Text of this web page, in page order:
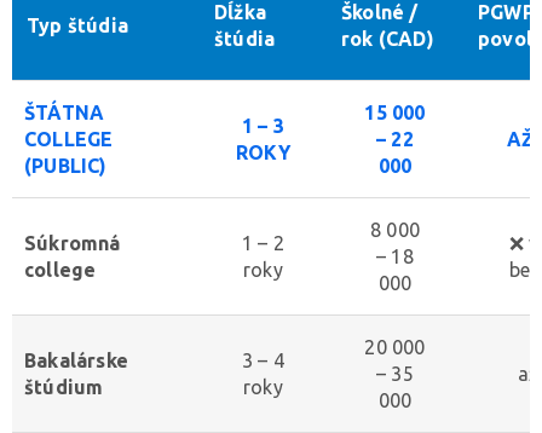
Typ štúdia
Dĺžka
štúdia
Školné /
rok (CAD)
ŠTÁTNA
COLLEGE
(PUBLIC)
1 – 3
ROKY
15 000
– 22
000
AŽ
Súkromná
college
1 – 2
roky
8 000
– 18
000
❌
Bakalárske
štúdium
3 – 4
roky
20 000
– 35
000